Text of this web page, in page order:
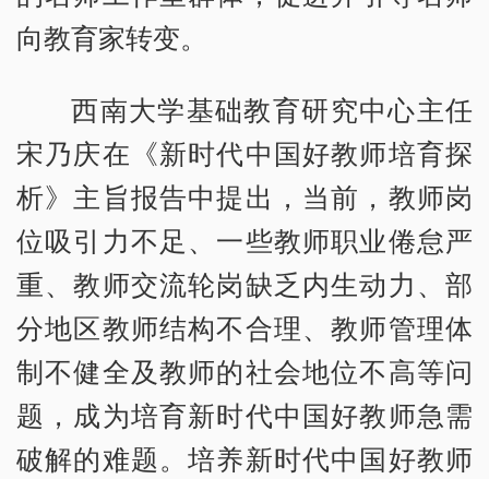
向教育家转变。
西南大学基础教育研究中心主任
宋乃庆在《新时代中国好教师培育探
析》主旨报告中提出，当前，教师岗
位吸引力不足、一些教师职业倦怠严
重、教师交流轮岗缺乏内生动力、部
分地区教师结构不合理、教师管理体
制不健全及教师的社会地位不高等问
题，成为培育新时代中国好教师急需
破解的难题。培养新时代中国好教师